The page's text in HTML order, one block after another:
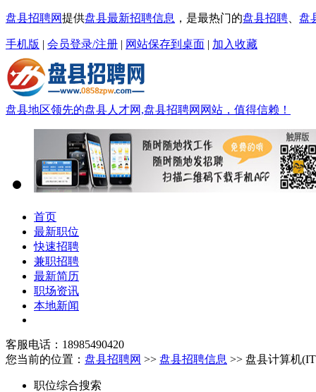
盘县招聘网提供盘县最新招聘信息 ，是最热门的盘县招聘 盘
手机版 | 会员登录/注册 | 网站保存到桌面 | 加入收藏
盘县地区领先的盘县人才网,盘县招聘网网站，值得信赖！
首页
最新职位
快速招聘
兼职招聘
最新简历
职场资讯
本地新闻
客服电话：18985490420
您当前的位置： 盘县招聘网 >> 盘县招聘信息 >> 盘县计算机
职位综合搜索